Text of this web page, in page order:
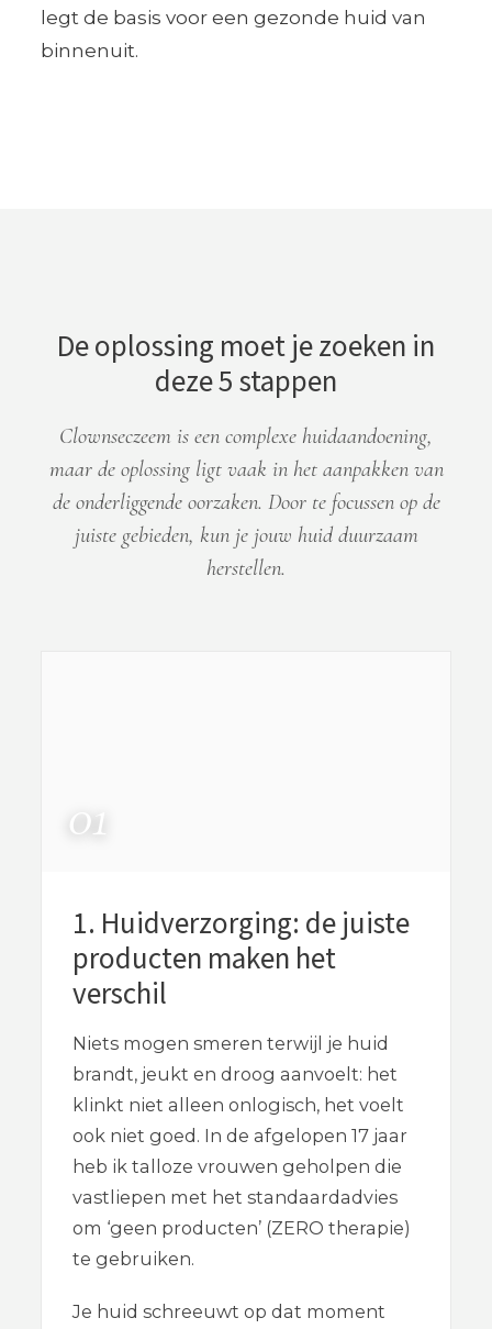
legt de basis voor een gezonde huid van
binnenuit.
De oplossing moet je zoeken in
deze 5 stappen
Clownseczeem is een complexe huidaandoening,
maar de oplossing ligt vaak in het aanpakken van
de onderliggende oorzaken. Door te focussen op de
juiste gebieden, kun je jouw huid duurzaam
herstellen.
1. Huidverzorging: de juiste
producten maken het
verschil
Niets mogen smeren terwijl je huid
brandt, jeukt en droog aanvoelt: het
klinkt niet alleen onlogisch, het voelt
ook niet goed. In de afgelopen 17 jaar
heb ik talloze vrouwen geholpen die
vastliepen met het standaardadvies
om ‘geen producten’ (ZERO therapie)
te gebruiken.
Je huid schreeuwt op dat moment